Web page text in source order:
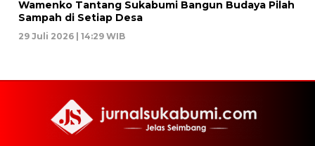
Wamenko Tantang Sukabumi Bangun Budaya Pilah
Sampah di Setiap Desa
29 Juli 2026 | 14:29 WIB